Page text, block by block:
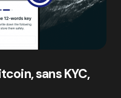
sans KYC,